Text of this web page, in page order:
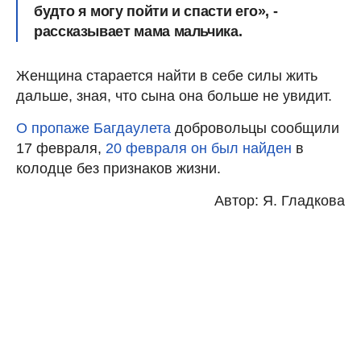
будто я могу пойти и спасти его», -
рассказывает мама мальчика.
Женщина старается найти в себе силы жить
дальше, зная, что сына она больше не увидит.
О пропаже Багдаулета добровольцы сообщили
17 февраля, 20 февраля он был найден в
колодце без признаков жизни.
Автор: Я. Гладкова